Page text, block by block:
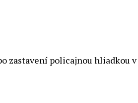
zastavení policajnou hliadkou